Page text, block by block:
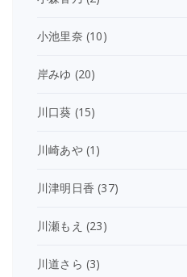
小池里奈 (10)
岸みゆ (20)
川口葵 (15)
川崎あや(1)
川津明日香 (37)
川瀬もえ (23)
川道さら (3)